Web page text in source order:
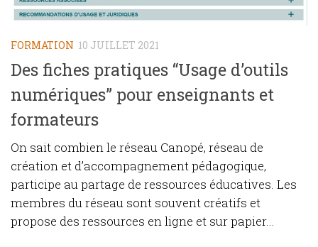
FORMATION 10 JUILLET 2021
Des fiches pratiques “Usage d’outils
numériques” pour enseignants et
formateurs
On sait combien le réseau Canopé, réseau de
création et d’accompagnement pédagogique,
participe au partage de ressources éducatives. Les
membres du réseau sont souvent créatifs et
propose des ressources en ligne et sur papier...